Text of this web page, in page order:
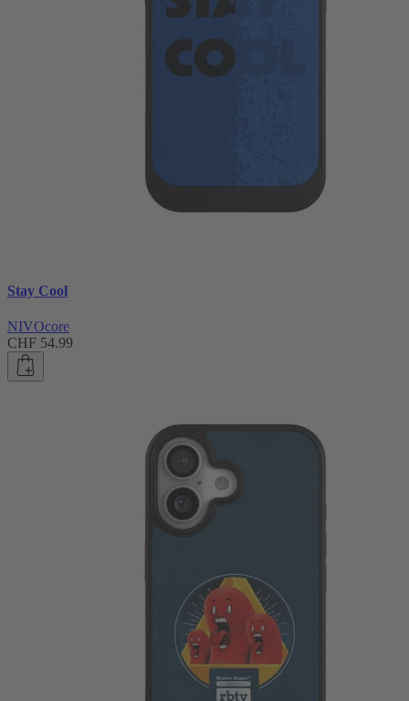
Stay Cool
NIVOcore
CHF 54.99